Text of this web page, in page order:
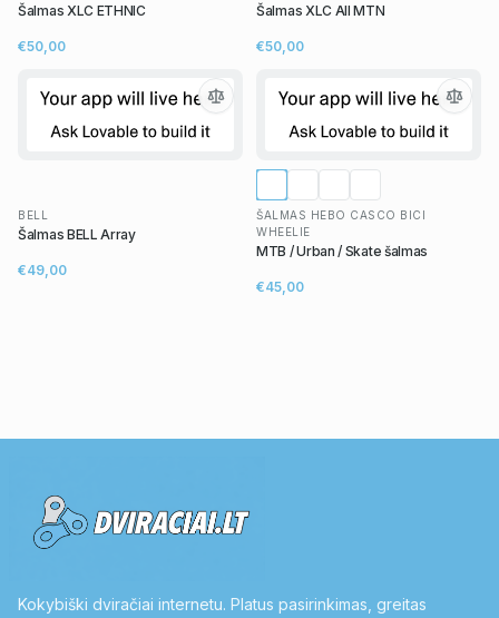
Šalmas XLC ETHNIC
€50,00
Šalmas XLC All MTN
€50,00
BELL
Šalmas BELL Array
€49,00
ŠALMAS HEBO CASCO BICI
WHEELIE
MTB / Urban / Skate šalmas
€45,00
Kokybiški dviračiai internetu. Platus pasirinkimas, greitas